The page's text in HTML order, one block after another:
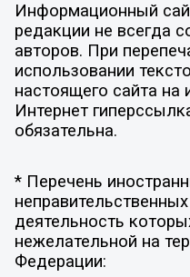
Информационный
редакции не всегда
авторов. При
использовании
настоящего сайта на
Интернет
обязательна.
* Перечень
деятельность
нежелательной на
Федерации: